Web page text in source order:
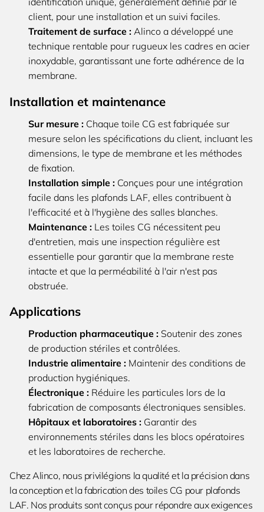
client, pour une installation et un suivi faciles.
Traitement de surface : Alinco a développé une
technique rentable pour rugueux les cadres en acier
inoxydable, garantissant une forte adhérence de la
membrane.
Installation et maintenance
Sur mesure : Chaque toile CG est fabriquée sur
mesure selon les spécifications du client, incluant les
dimensions, le type de membrane et les méthodes
de fixation.
Installation simple : Conçues pour une intégration
facile dans les plafonds LAF, elles contribuent à
l'efficacité et à l'hygiène des salles blanches.
Maintenance : Les toiles CG nécessitent peu
d'entretien, mais une inspection régulière est
essentielle pour garantir que la membrane reste
intacte et que la perméabilité à l'air n'est pas
obstruée.
Applications
Production pharmaceutique : Soutenir des zones
de production stériles et contrôlées.
Industrie alimentaire : Maintenir des conditions de
production hygiéniques.
Électronique : Réduire les particules lors de la
fabrication de composants électroniques sensibles.
Hôpitaux et laboratoires : Garantir des
environnements stériles dans les blocs opératoires
et les laboratoires de recherche.
Chez Alinco, nous privilégions la qualité et la précision dans
la conception et la fabrication des toiles CG pour plafonds
LAF. Nos produits sont conçus pour répondre aux exigences